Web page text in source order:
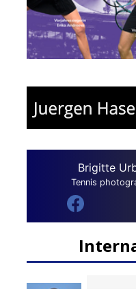
Brigitte
Tennis